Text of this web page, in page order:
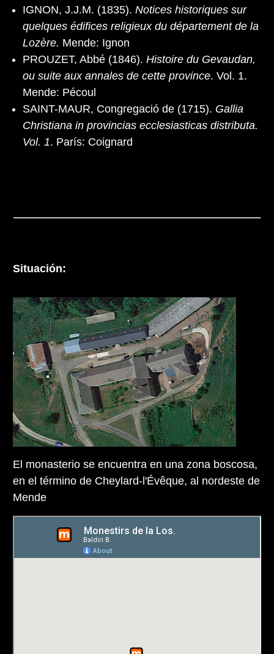
IGNON, J.J.M. (1835). Notices historiques sur
quelques édifices religieux du département de la
Lozère. Mende: Ignon
PROUZET, Abbé (1846). Histoire du Gevaudan,
ou suite aux annales de cette province. Vol. 1.
Mende: Pécoul
SAINT-MAUR, Congregació de (1715). Gallia
Christiana in provincias ecclesiasticas distributa.
Vol. 1. París: Coignard
Situación:
El monasterio se encuentra en una zona boscosa,
en el término de Cheylard-l'Évêque, al nordeste de
Mende